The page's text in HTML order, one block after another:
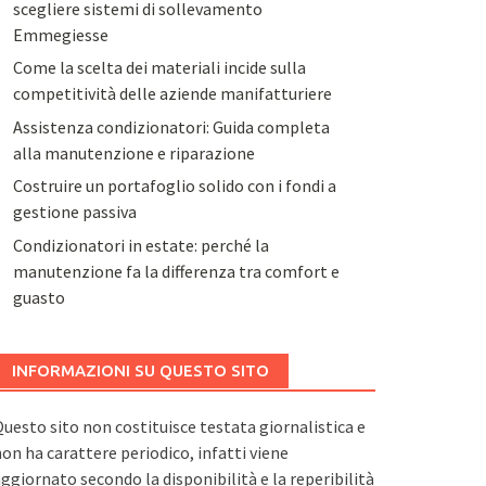
scegliere sistemi di sollevamento
Emmegiesse
Come la scelta dei materiali incide sulla
competitività delle aziende manifatturiere
Assistenza condizionatori: Guida completa
alla manutenzione e riparazione
Costruire un portafoglio solido con i fondi a
gestione passiva
Condizionatori in estate: perché la
manutenzione fa la differenza tra comfort e
guasto
INFORMAZIONI SU QUESTO SITO
sito non costituisce testata giornalistica e
ha carattere periodico, infatti viene
secondo la disponibilità e la reperibilità